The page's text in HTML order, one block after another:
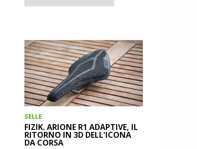
SELLE
FIZIK. ARIONE R1 ADAPTIVE, IL
RITORNO IN 3D DELL'ICONA
DA CORSA